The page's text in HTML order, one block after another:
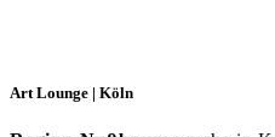
Art Lounge | Köln